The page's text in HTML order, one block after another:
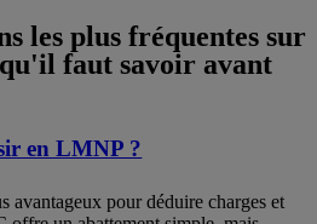
les plus fréquentes sur
faut savoir avant
en LMNP ?
avantageux pour déduire charges et